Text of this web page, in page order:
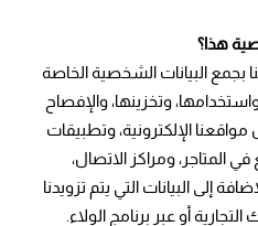
بجمع البيانات الشخصية الخاصة
وتخزينها، والإفصاح
الإلكترونية، وتطبيقات
المتاجر، ومراكز الاتصال،
إلى البيانات التي يتم تزويدنا
أو عبر برنامج الولاء.